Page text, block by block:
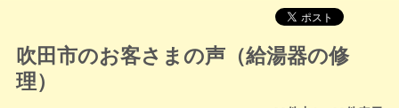
吹田市のお客さまの声（給湯器の修
理）